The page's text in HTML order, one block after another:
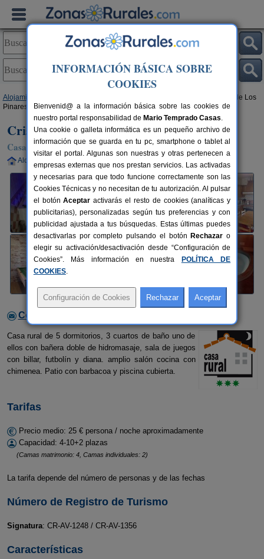
Alojamientos
> Cristo de Los
Pinares
Cristo de Los Pinares
Casa Rural en San Vicente de Arévalo (Ávila)
Alquiler completo 47 km de Ávila
Contactar con el alojamiento
Casa rural de 5 dormitorios, 3 cuartos de baño uno de
ellos con bañera doble de hidromasaje, sala de juegos
con billar, futbolín y diana. amplio salón cocina con
chimenea. Patio con barbacoa y piscina cubierta.
Tarifas
Precio medio: 25 € persona / noche aproximadamente
Capacidad: 4-10+2 plazas
(Camas matrimonio: 4, Camas individuales: 2)
La tarifa depende del número de personas y de las fechas
Número de Registro de Turismo
Signatura: CR-AV-1248 / CR-AV-1356
Características
INFORMACIÓN BÁSICA SOBRE
COOKIES
Bienvenid@ a la información básica sobre las cookies de
nuestro portal responsabilidad de Mario Temprado Casas.
Una cookie o galleta informática es un pequeño archivo de
información que se guarda en tu pc, smartphone o tablet al
visitar el portal. Algunas son nuestras y otras pertenecen a
empresas externas que nos prestan servicios. Las activadas
y necesarias para que todo funcione correctamente son las
Cookies Técnicas y no necesitan de tu autorización. Al pulsar
el botónAceptar activarás el resto de cookies (analíticas y
publicitarias), personalizadas según tus preferencias y con
publicidad ajustada a tus búsquedas. Estas últimas puedes
desactivarlas por completo pulsando el botón Rechazar o
elegir su activación/desactivación desde “Configuración de
Cookies”. Más información en nuestra
POLÍTICA DE
COOKIES.